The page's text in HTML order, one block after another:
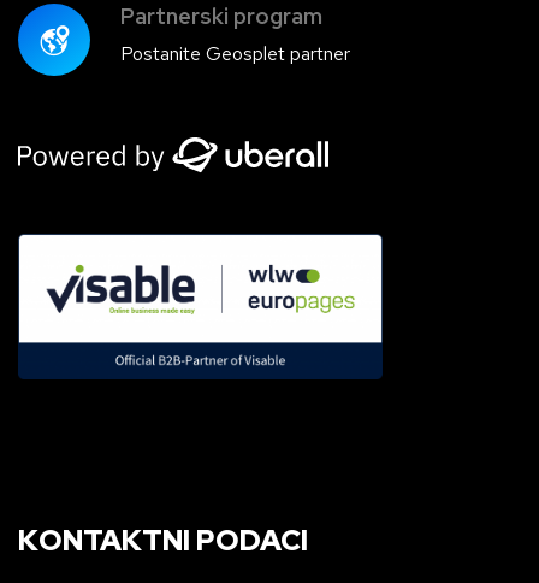
Partnerski program
Postanite Geosplet partner
KONTAKTNI PODACI